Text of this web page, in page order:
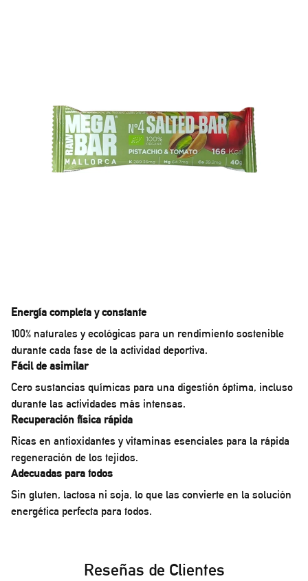
Energía completa y constante
100% naturales y ecológicas para un rendimiento sostenible
durante cada fase de la actividad deportiva.
Fácil de asimilar
Cero sustancias químicas para una digestión óptima, incluso
durante las actividades más intensas.
Recuperación física rápida
Ricas en antioxidantes y vitaminas esenciales para la rápida
regeneración de los tejidos.
Adecuadas para todos
Sin gluten, lactosa ni soja, lo que las convierte en la solución
energética perfecta para todos.
Reseñas de Clientes